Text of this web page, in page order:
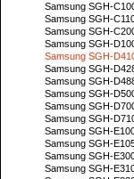
Samsung SGH-
Samsung SGH-
Samsung SGH-
Samsung SGH-
Samsung SGH-
Samsung SGH-
Samsung SGH-
Samsung SGH-
Samsung SGH-
Samsung SGH-
Samsung SGH-
Samsung SGH-
Samsung SGH-
Samsung SGH-